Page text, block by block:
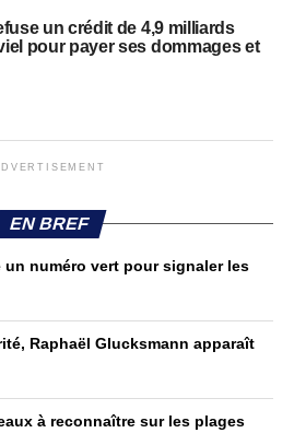
un crédit de 4,9 milliards
pour payer ses dommages et
EN BREF
un numéro vert pour signaler les
Raphaël Glucksmann apparaît
à reconnaître sur les plages